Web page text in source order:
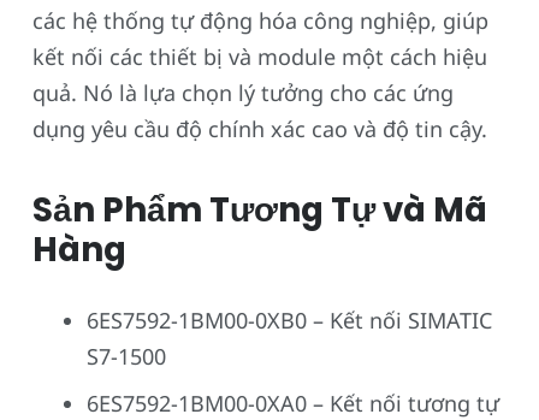
các hệ thống tự động hóa công nghiệp, giúp
kết nối các thiết bị và module một cách hiệu
quả. Nó là lựa chọn lý tưởng cho các ứng
dụng yêu cầu độ chính xác cao và độ tin cậy.
Sản Phẩm Tương Tự và Mã
Hàng
6ES7592-1BM00-0XB0 – Kết nối SIMATIC
S7-1500
6ES7592-1BM00-0XA0 – Kết nối tương tự